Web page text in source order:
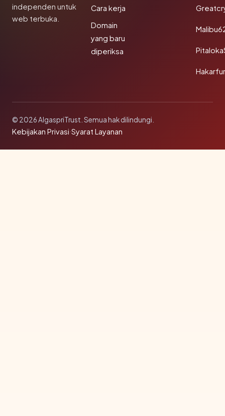
independen untuk
web terbuka.
Cara kerja
Domain
yang baru
diperiksa
© 2026 AlgaspriTrust. Semua hak dilindungi.
Kebijakan Privasi·Syarat Layanan